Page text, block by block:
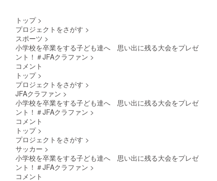
トップ >
プロジェクトをさがす >
スポーツ >
小学校を卒業をする子ども達へ 思い出に残る大会をプレゼ
ント！＃JFAクラファン >
コメント
トップ >
プロジェクトをさがす >
JFAクラファン >
小学校を卒業をする子ども達へ 思い出に残る大会をプレゼ
ント！＃JFAクラファン >
コメント
トップ >
プロジェクトをさがす >
サッカー >
小学校を卒業をする子ども達へ 思い出に残る大会をプレゼ
ント！＃JFAクラファン >
コメント